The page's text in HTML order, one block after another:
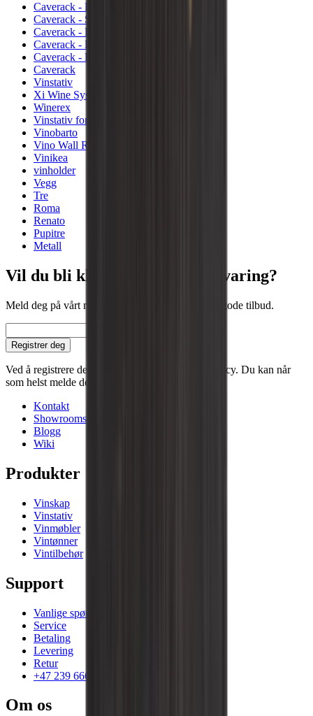
Caverack - Røkt eik
Caverack - Svart
Caverack - Furu
Caverack - Eik
Caverack - Brent tre
Caverack
Vinstativ
Xi Wine Systems
Winerex
Vinstativ for plassering på gulv
Vinobarto
Vino Wall Rack
Vinikea
vinholder
Vegg
Tre
Roma
Renato
Pupitre
Metall
Vil du bli klokere på vinoppbevaring?
Meld deg på vårt nyhetsbrev med tips, guider og gode tilbud.
Registrer deg
Ved å registrere deg, godtar du vår personvernpolicy. Du kan når
som helst melde deg av.
Kontakt
Showrooms
Blogg
Wiki
Produkter
Vinskap
Vinstativ
Vinmøbler
Vintønner
Vintilbehør
Support
Vanlige spørsmål
Service
Betaling
Levering
Retur
+47 239 666 26
Om os